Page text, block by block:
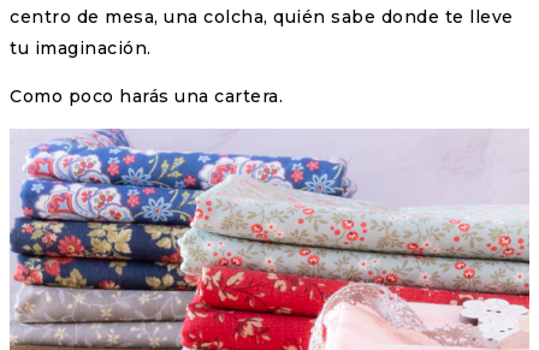
centro de mesa, una colcha, quién sabe donde te lleve
tu imaginación.
Como poco harás una cartera.